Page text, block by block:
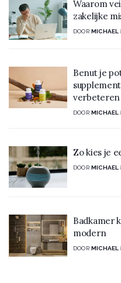
Waarom
zakelijke
DOOR MICHAEL
Benut je
verbeteren
DOOR MICHAEL
Zo kies je
DOOR MICHAEL
Badkamer
modern
DOOR MICHAEL